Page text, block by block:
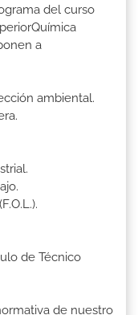
del curso
a
ambiental.
de Técnico
de nuestro